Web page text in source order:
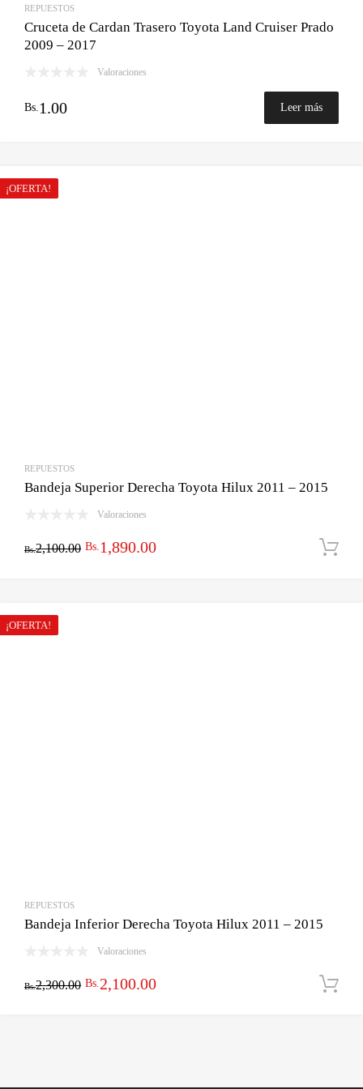
REPUESTOS
Cruceta de Cardan Trasero Toyota Land Cruiser Prado
2009 – 2017
Valoraciones
Bs. 1.00 Leer más
¡OFERTA!
REPUESTOS
Bandeja Superior Derecha Toyota Hilux 2011 – 2015
Valoraciones
Bs.2,100.00 El
Bs.1,890.00El
¡OFERTA!
REPUESTOS
Bandeja Inferior Derecha Toyota Hilux 2011 – 2015
Valoraciones
Bs.2,300.00 El
Bs. 2,100.00El